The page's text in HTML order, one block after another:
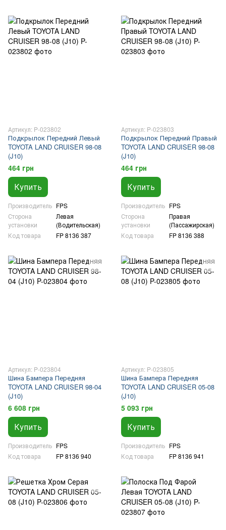
Артикул: P-023802
Подкрылок Передний Левый
TOYOTA LAND CRUISER 98-08
(J10)
464 грн
Купить
Производитель FPS
Сторона
установки
Левая
(Водительская)
Код товара
FP 8136 387
Артикул: P-023803
Подкрылок Передний Правый
TOYOTA LAND CRUISER 98-08
(J10)
464 грн
Купить
Производитель FPS
Сторона
установки
Правая
(Пассажирская)
Код товара
FP 8136 388
Артикул: P-023804
Шина Бампера Передняя
TOYOTA LAND CRUISER 98-04
(J10)
6 608 грн
Купить
Производитель FPS
Код товара
FP 8136 940
Артикул: P-023805
Шина Бампера Передняя
TOYOTA LAND CRUISER 05-08
(J10)
5 093 грн
Купить
Производитель FPS
Код товара
FP 8136 941